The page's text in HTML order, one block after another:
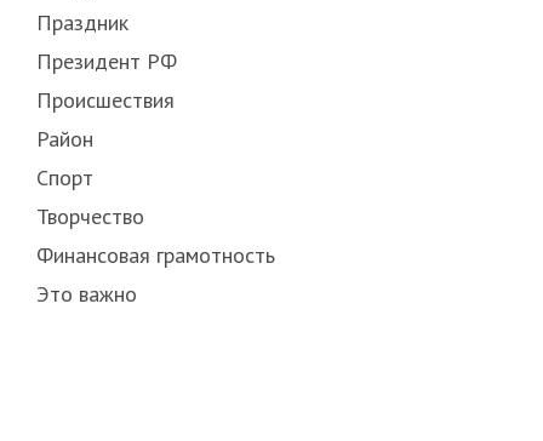
Праздник
Президент РФ
Происшествия
Район
Спорт
Творчество
Финансовая грамотность
Это важно